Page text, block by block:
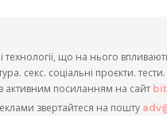
технології, що на нього
секс. соціальні проєкти.
активним посиланням на сайт
звертайтеся на пошту